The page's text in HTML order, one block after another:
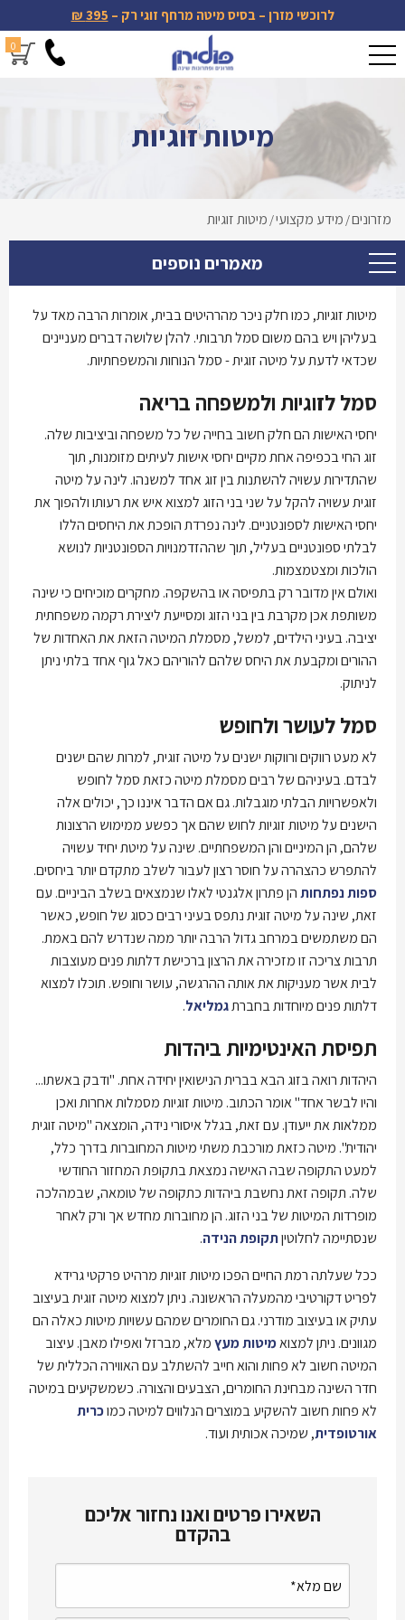
לרוכשי מזרן – בסיס מיטה מרחף זוגי רק – 395 ₪
0
מיטות זוגיות
מזרונים/ מידע מקצועי/ מיטות זוגיות
מאמרים נוספים
מיטות זוגיות, כמו חלק ניכר מהרהיטים בבית, אומרות הרבה מאד על
בעליהן ויש בהם משום סמל תרבותי. להלן שלושה דברים מעניינים
שכדאי לדעת על מיטה זוגית - סמל הנוחות והמשפחתיות.
סמל לזוגיות ולמשפחה בריאה
יחסי האישות הם חלק חשוב בחייה של כל משפחה וביציבות שלה.
זוג החי בכפיפה אחת מקיים יחסי אישות לעיתים מזומנות, תוך
שהתדירות עשויה להשתנות בין זוג אחד למשנהו. לינה על מיטה
זוגית עשויה להקל על שני בני הזוג למצוא איש את רעותו ולהפוך את
יחסי האישות לספונטניים. לינה נפרדת הופכת את היחסים הללו
לבלתי ספונטניים בעליל, תוך שההזדמנויות הספונטניות לנושא
הולכות ומצטמצמות.
ואולם אין מדובר רק בתפיסה או בהשקפה. מחקרים מוכיחים כי שינה
משותפת אכן מקרבת בין בני הזוג ומסייעת ליצירת רקמה משפחתית
יציבה. בעיני הילדים, למשל, מסמלת המיטה הזאת את האחדות של
ההורים ומקבעת את היחס שלהם להוריהם כאל גוף אחד בלתי ניתן
לניתוק.
סמל לעושר ולחופש
לא מעט רווקים ורווקות ישנים על מיטה זוגית, למרות שהם ישנים
לבדם. בעיניהם של רבים מסמלת מיטה כזאת סמל לחופש
ולאפשרויות הבלתי מוגבלות. גם אם הדבר איננו כך, יכולים אלה
הישנים על מיטות זוגיות לחוש שהם אך כפשע ממימוש הרצונות
שלהם, הן המיניים והן המשפחתיים. שינה על מיטת יחיד עשויה
להתפרש כהצהרה על חוסר רצון לעבור לשלב מתקדם יותר ביחסים.
ספות נפתחותהן פתרון אלגנטי לאלו שנמצאים בשלב הביניים. עם
זאת, שינה על מיטה זוגית נתפס בעיני רבים כסוג של חופש, כאשר
הם משתמשים במרחב גדול הרבה יותר ממה שנדרש להם באמת.
תרבות צריכה זו מזכירה את הרצון ברכישת דלתות פנים מעוצבות
לבית אשר מעניקות את אותה ההרגשה, עושר וחופש. תוכלו למצוא
דלתות פנים מיוחדות בחברתגמליאל.
תפיסת האינטימיות ביהדות
היהדות רואה בזוג הבא בברית הנישואין יחידה אחת. "ודבק באשתו...
והיו לבשר אחד" אומר הכתוב. מיטות זוגיות מסמלות אחרות ואכן
ממלאות את ייעודן. עם זאת, בגלל איסורי נידה, הומצאה "מיטה זוגית
יהודית". מיטה כזאת מורכבת משתי מיטות המחוברות בדרך כלל,
למעט התקופה שבה האישה נמצאת בתקופת המחזור החודשי
שלה. תקופה זאת נחשבת ביהדות כתקופה של טומאה, שבמהלכה
מופרדות המיטות של בני הזוג. הן מחוברות מחדש אך ורק לאחר
שנסתיימה לחלוטיןתקופת הנידה.
ככל שעלתה רמת החיים הפכו מיטות זוגיות מרהיט פרקטי גרידא
לפריט דקורטיבי מהמעלה הראשונה. ניתן למצוא מיטה זוגית בעיצוב
עתיק או בעיצוב מודרני. גם החומרים שמהם עשויות מיטות כאלה הם
מגוונים. ניתן למצואמיטות מעץמלא, מברזל ואפילו מאבן. עיצוב
המיטה חשוב לא פחות והוא חייב להשתלב עם האווירה הכללית של
חדר השינה מבחינת החומרים, הצבעים והצורה. כשמשקיעים במיטה
לא פחות חשוב להשקיע במוצרים הנלווים למיטה כמוכרית
אורטופדית, שמיכה אכותית ועוד.
השאירו פרטים ואנו נחזור אליכם
בהקדם